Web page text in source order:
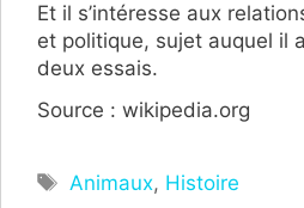
Et il s’intéresse aux
et politique, sujet auquel il
deux essais.
Source : wikipedia.org
Étiquettes
Animaux, Histoire